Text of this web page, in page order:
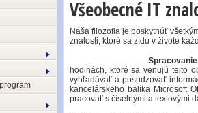
Všeobecné IT
Naša filozofia je poskytnúť
znalosti, ktoré sa zídu v živote
hodinách, ktoré sa venujú tejto
vyhľadávať a posudzovať
kancelárskeho balíka Microsoft
pracovať s číselnými a textovými